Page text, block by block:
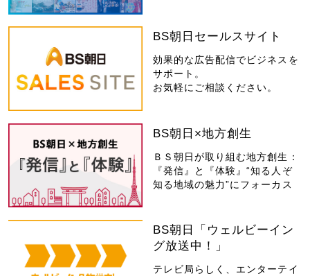
BS朝日セールスサイト
効果的な広告配信でビジネスを
サポート。
お気軽にご相談ください。
BS朝日×地方創生
ＢＳ朝日が取り組む地方創生：
『発信』と『体験』“知る人ぞ
知る地域の魅力”にフォーカス
BS朝日「ウェルビーイン
グ放送中！」
テレビ局らしく、エンターテイ